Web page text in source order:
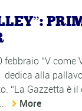
febbraio “V
dedica alla
“La Gazzetta è
More